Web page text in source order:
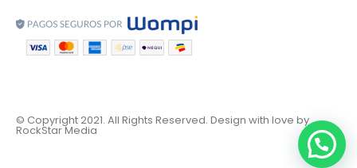
© Copyright 2021. All Rights Reserved. Design with love by
RockStar Media